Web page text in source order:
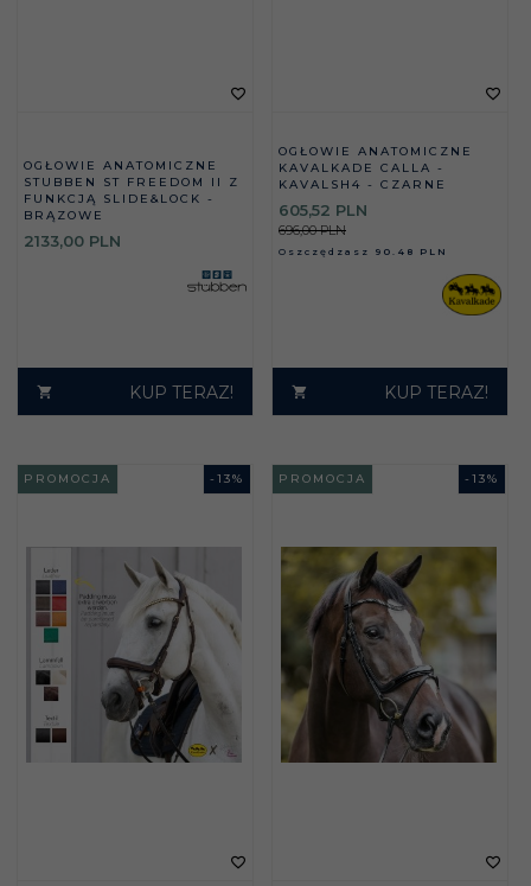
OGŁOWIE ANATOMICZNE
STUBBEN ST FREEDOM II Z
FUNKCJĄ SLIDE&LOCK -
BRĄZOWE
2133,00 PLN
KUP TERAZ!
OGŁOWIE ANATOMICZNE
KAVALKADE CALLA -
KAVALSH4 - CZARNE
605,52 PLN
696,00 PLN
Oszczędzasz 90.48 PLN
KUP TERAZ!
- 13%
PROMOCJA - 13%
PROMOCJA